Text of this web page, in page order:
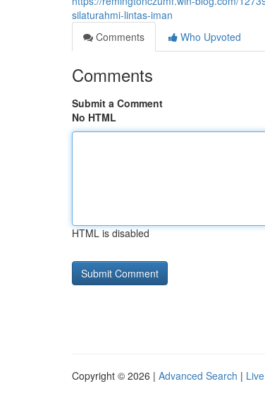
silaturahmi-lintas-iman
Comments
Who Upvoted
Comments
Submit a Comment
No HTML
HTML is disabled
Copyright © 2026 | Advanced Search | Live